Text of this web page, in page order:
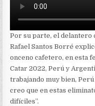
Por su parte, el delantero
Rafael Santos Borré
onceno cafetero, en esta
Catar 2022, Perú y
trabajando muy bien,
creo que en estas
difíciles”.